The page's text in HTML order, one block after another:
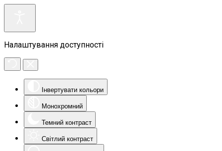
Налаштування доступності
Інвертувати кольори
Монохромний
Темний контраст
Світлий контраст